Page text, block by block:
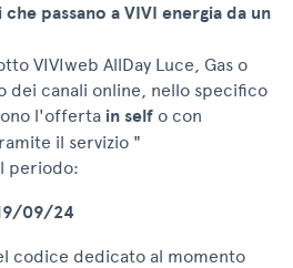
passano a VIVI energia da un
VIVIweb AllDay Luce, Gas o
dei canali online, nello specifico
l'offerta in self o con
il servizio "
periodo:
09/24
codice dedicato al momento